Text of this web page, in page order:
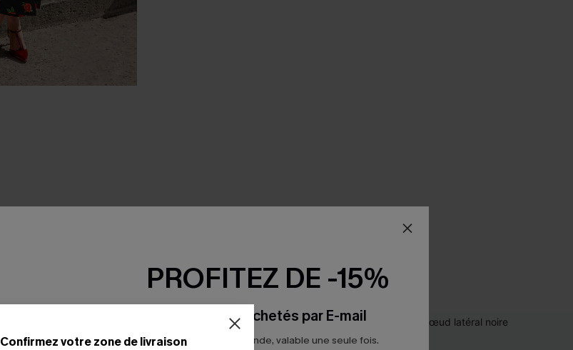
Confirmez votre zone de livraison
PROFITEZ DE -15%
-15% dès 2 Achetés par E-mail
*Un code par commande, valable une seule fois.